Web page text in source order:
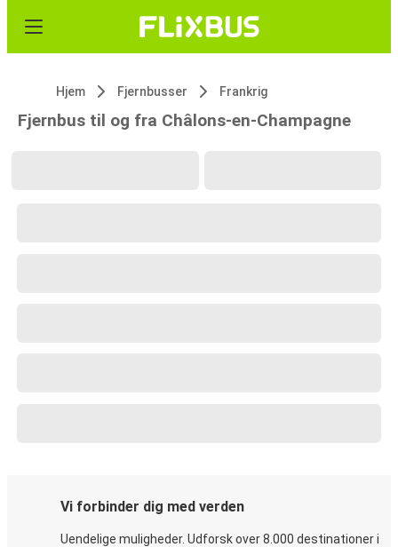
Hjem Fjernbusser Frankrig
Fjernbus til og fra Châlons-en-Champagne
Vi forbinder dig med verden
Uendelige muligheder. Udforsk over 8.000 destinationer i